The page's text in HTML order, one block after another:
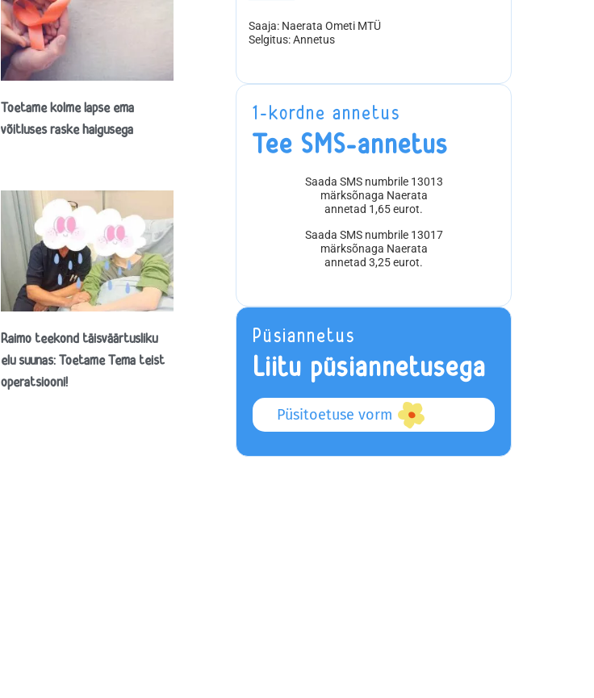
Toetame kolme lapse ema
võitluses raske haigusega
Raimo teekond täisväärtusliku
elu suunas: Toetame Tema teist
operatsiooni!
Saaja: Naerata Ometi MTÜ
Selgitus: Annetus
1-kordne annetus
Tee SMS-annetus
Saada SMS numbrile 13013
märksõnaga Naerata
annetad 1,65 eurot.
Saada SMS numbrile 13017
märksõnaga Naerata
annetad 3,25 eurot.
Püsiannetus
Liitu püsiannetusega
Püsitoetuse vorm